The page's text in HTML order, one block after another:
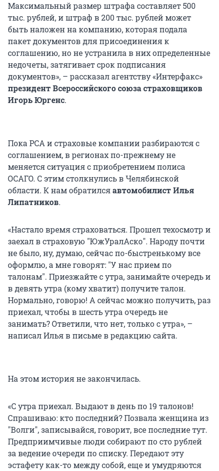
Максимальный размер штрафа составляет 500
тыс. рублей, и штраф в 200 тыс. рублей может
быть наложен на компанию, которая подала
пакет документов для присоединения к
соглашению, но не устранила в них определенные
недочеты, затягивает срок подписания
документов», – рассказал агентству «Интерфакс»
президент Всероссийского союза страховщиков
Игорь Юргенс.
Пока РСА и страховые компании разбираются с
соглашением, в регионах по-прежнему не
меняется ситуация с приобретением полиса
ОСАГО. С этим столкнулись в Челябинской
области. К нам обратилсяавтомобилист Илья
Липатников.
«Настало время страховаться. Прошел техосмотр и
заехал в страховую "ЮжУралАско". Народу почти
не было, ну, думаю, сейчас по-быстренькому все
оформлю, а мне говорят: "У нас прием по
талонам". Приезжайте с утра, занимайте очередь и
в девять утра (кому хватит) получите талон.
Нормально, говорю! А сейчас можно получить, раз
приехал, чтобы в шесть утра очередь не
занимать? Ответили, что нет, только с утра», –
написал Илья в письме в редакцию сайта.
На этом история не закончилась.
«С утра приехал. Выдают в день по 19 талонов!
Спрашиваю: кто последний? Позвала женщина из
"Волги", записывайся, говорит, все последние тут.
Предприимчивые люди собирают по сто рублей
за ведение очереди по списку. Передают эту
эстафету как-то между собой, еще и умудряются